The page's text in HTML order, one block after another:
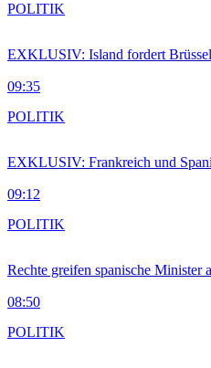
EXKLUSIV: Island fordert
09:35
POLITIK
EXKLUSIV: Frankreich und
09:12
POLITIK
Rechte greifen spanische Minister
08:50
POLITIK
POLITIK